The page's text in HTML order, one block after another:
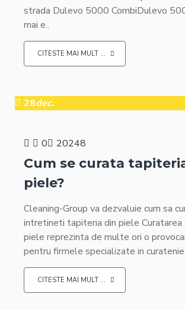
strada Dulevo 5000 CombiDulevo
mai e..
CITESTE MAI MULT ...
28dec.
0 20248
Cum se curata
piele?
Cleaning-Group va dezvaluie cum sa
intretineti tapiteria din piele Curatarea
piele reprezinta de multe ori o
pentru firmele specializate in
CITESTE MAI MULT ...